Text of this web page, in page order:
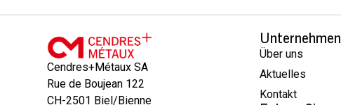
Cendres+Métaux SA
Rue de Boujean 122
CH-2501 Biel/Bienne
Unternehmen
Über uns
Aktuelles
Kontakt